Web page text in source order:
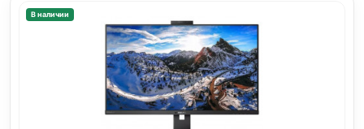
В наличии